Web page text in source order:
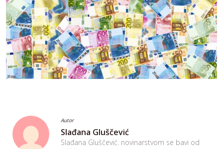
Autor
Slađana Gluščević
Slađana Gluščević. novinarstvom se bavi od